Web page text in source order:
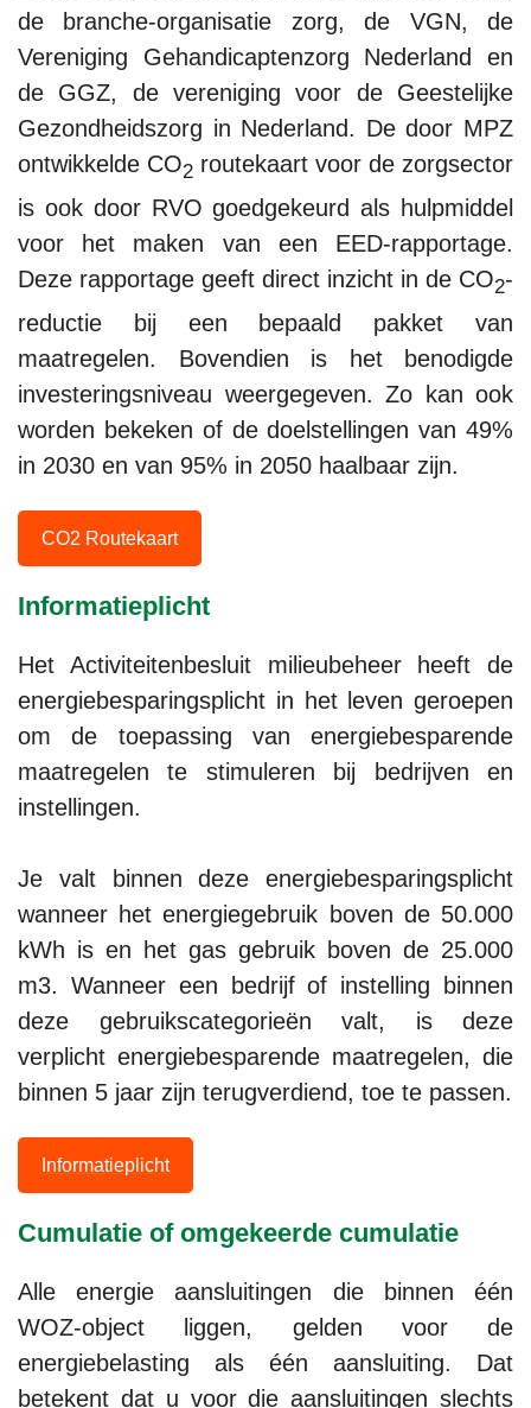
de branche-organisatie zorg, de VGN, de
Vereniging Gehandicaptenzorg Nederland en
de GGZ, de vereniging voor de Geestelijke
Gezondheidszorg in Nederland. De door MPZ
ontwikkelde CO2 routekaart voor de zorgsector
is ook door RVO goedgekeurd als hulpmiddel
voor het maken van een EED-rapportage.
Deze rapportage geeft direct inzicht in de CO2-
reductie bij een bepaald pakket van
maatregelen. Bovendien is het benodigde
investeringsniveau weergegeven. Zo kan ook
worden bekeken of de doelstellingen van 49%
in 2030 en van 95% in 2050 haalbaar zijn.
CO2 Routekaart
Informatieplicht
Het Activiteitenbesluit milieubeheer heeft de
energiebesparingsplicht in het leven geroepen
om de toepassing van energiebesparende
maatregelen te stimuleren bij bedrijven en
instellingen.
Je valt binnen deze energiebesparingsplicht
wanneer het energiegebruik boven de 50.000
kWh is en het gas gebruik boven de 25.000
m3. Wanneer een bedrijf of instelling binnen
deze gebruikscategorieën valt, is deze
verplicht energiebesparende maatregelen, die
binnen 5 jaar zijn terugverdiend, toe te passen.
Informatieplicht
Cumulatie of omgekeerde cumulatie
Alle energie aansluitingen die binnen één
WOZ-object liggen, gelden voor de
energiebelasting als één aansluiting. Dat
betekent dat u voor die aansluitingen slechts